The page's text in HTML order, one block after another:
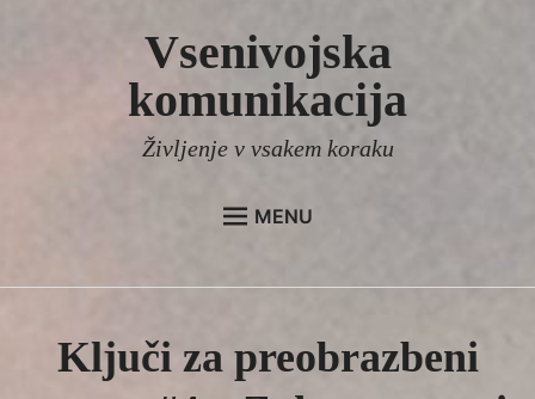
Vsenivojska
komunikacija
Življenje v vsakem koraku
MENU
child
Ključi za preobrazbeni proces #1 –
Reševanje notranjega konflikta
Ključi za preobrazbeni